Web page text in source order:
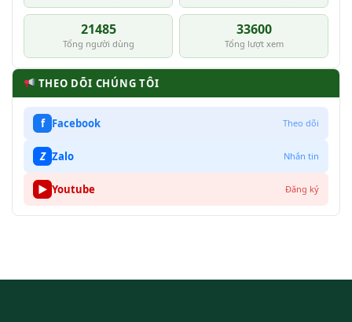
21485
Tổng người dùng
33600
Tổng lượt xem
THEO DÕI CHÚNG TÔI
f Facebook Theo dõi
Z Zalo Nhắn tin
▶ Youtube Đăng ký